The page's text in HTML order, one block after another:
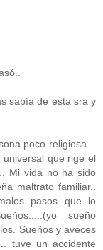
sabía de esta sra y
poco religiosa ..
que rige el
Mi vida no ha sido
maltrato familiar..
pasos que lo
sueño
Sueños y aveces
tuve un accidente